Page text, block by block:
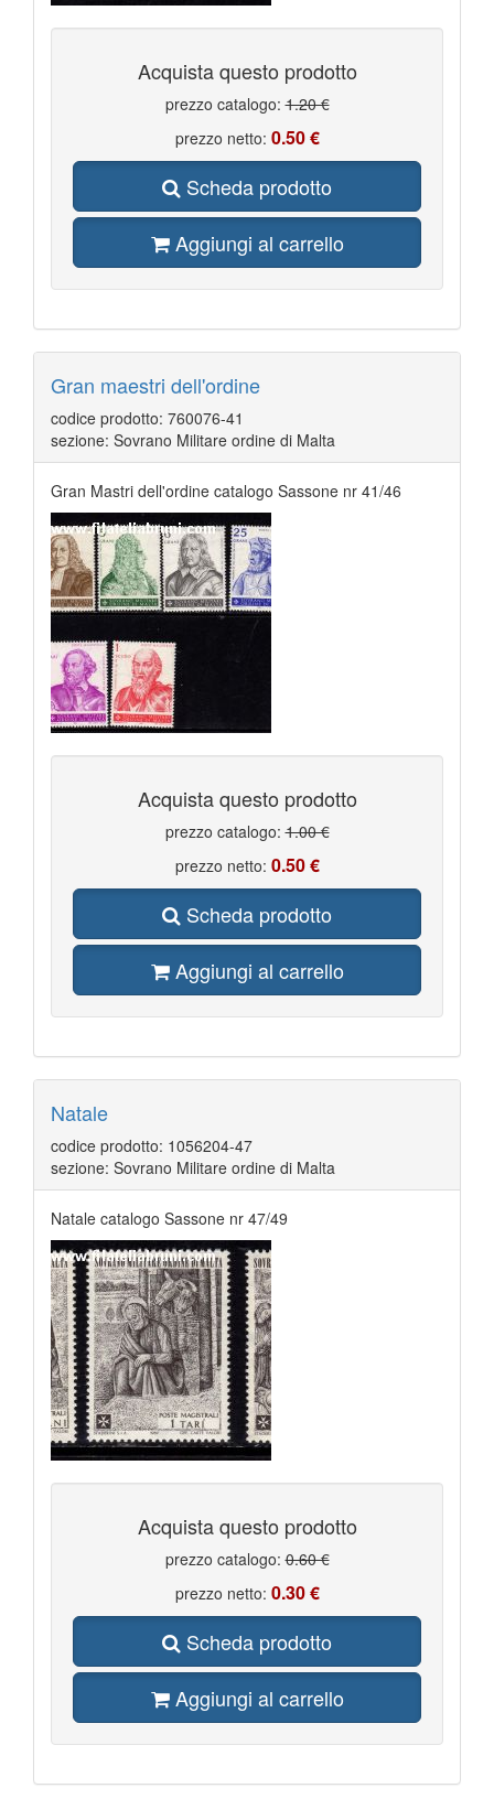
Acquista questo prodotto
prezzo catalogo:1.20 €
prezzo netto: 0.50 €
Scheda prodotto
Aggiungi al carrello
Gran maestri dell'ordine
codice prodotto: 760076-41
sezione: Sovrano Militare ordine di Malta
Gran Mastri dell'ordine catalogo Sassone nr 41/46
Acquista questo prodotto
prezzo catalogo:1.00 €
prezzo netto: 0.50 €
Scheda prodotto
Aggiungi al carrello
Natale
codice prodotto: 1056204-47
sezione: Sovrano Militare ordine di Malta
Natale catalogo Sassone nr 47/49
Acquista questo prodotto
prezzo catalogo:0.60 €
prezzo netto: 0.30 €
Scheda prodotto
Aggiungi al carrello